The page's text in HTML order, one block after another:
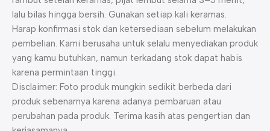
lalu bilas hingga bersih. Gunakan setiap kali keramas.
Harap konfirmasi stok dan ketersediaan sebelum melakukan
pembelian. Kami berusaha untuk selalu menyediakan produk
yang kamu butuhkan, namun terkadang stok dapat habis
karena permintaan tinggi.
Disclaimer: Foto produk mungkin sedikit berbeda dari
produk sebenarnya karena adanya pembaruan atau
perubahan pada produk. Terima kasih atas pengertian dan